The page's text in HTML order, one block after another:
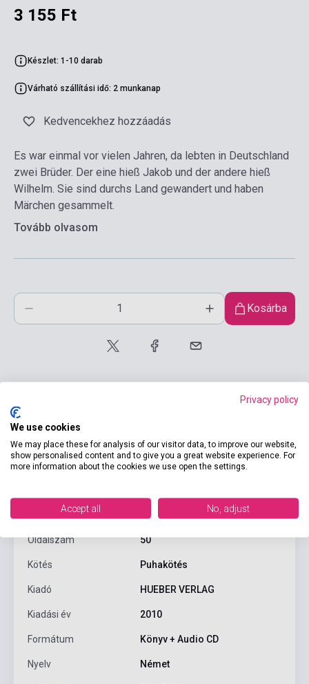
3 155 Ft
Készlet: 1-10 darab
Várható szállítási idő: 2 munkanap
Kedvencekhez hozzáadás
Es war einmal vor vielen Jahren, da lebten in Deutschland
zwei Brüder. Der eine hieß Jakob und der andere hieß
Wilhelm. Sie sind durchs Land gewandert und haben
Märchen gesammelt.
Tovább olvasom
Kosárba
Termékjellemzők
Brüder Grimm, Franz Specht
Oldalszám 50
Kötés Puhakötés
Kiadó HUEBER VERLAG
Kiadási év 2010
Formátum Könyv + Audio CD
Nyelv Német
Privacy policy
We use cookies
We may place these for analysis of our visitor data, to improve our website,
show personalised content and to give you a great website experience. For
more information about the cookies we use open the settings.
Accept all No, adjust